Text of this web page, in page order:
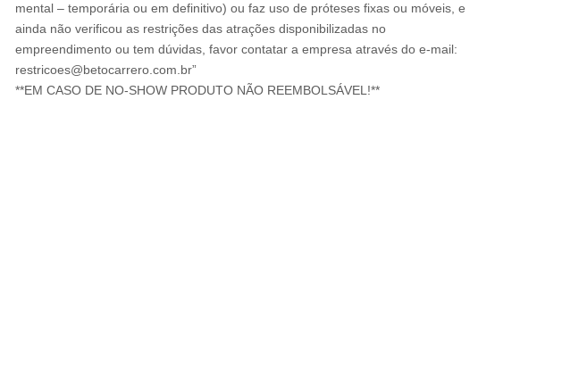
mental – temporária ou em definitivo) ou faz uso de próteses fixas ou móveis, e
ainda não verificou as restrições das atrações disponibilizadas no
empreendimento ou tem dúvidas, favor contatar a empresa através do e-mail:
restricoes@betocarrero.com.br”